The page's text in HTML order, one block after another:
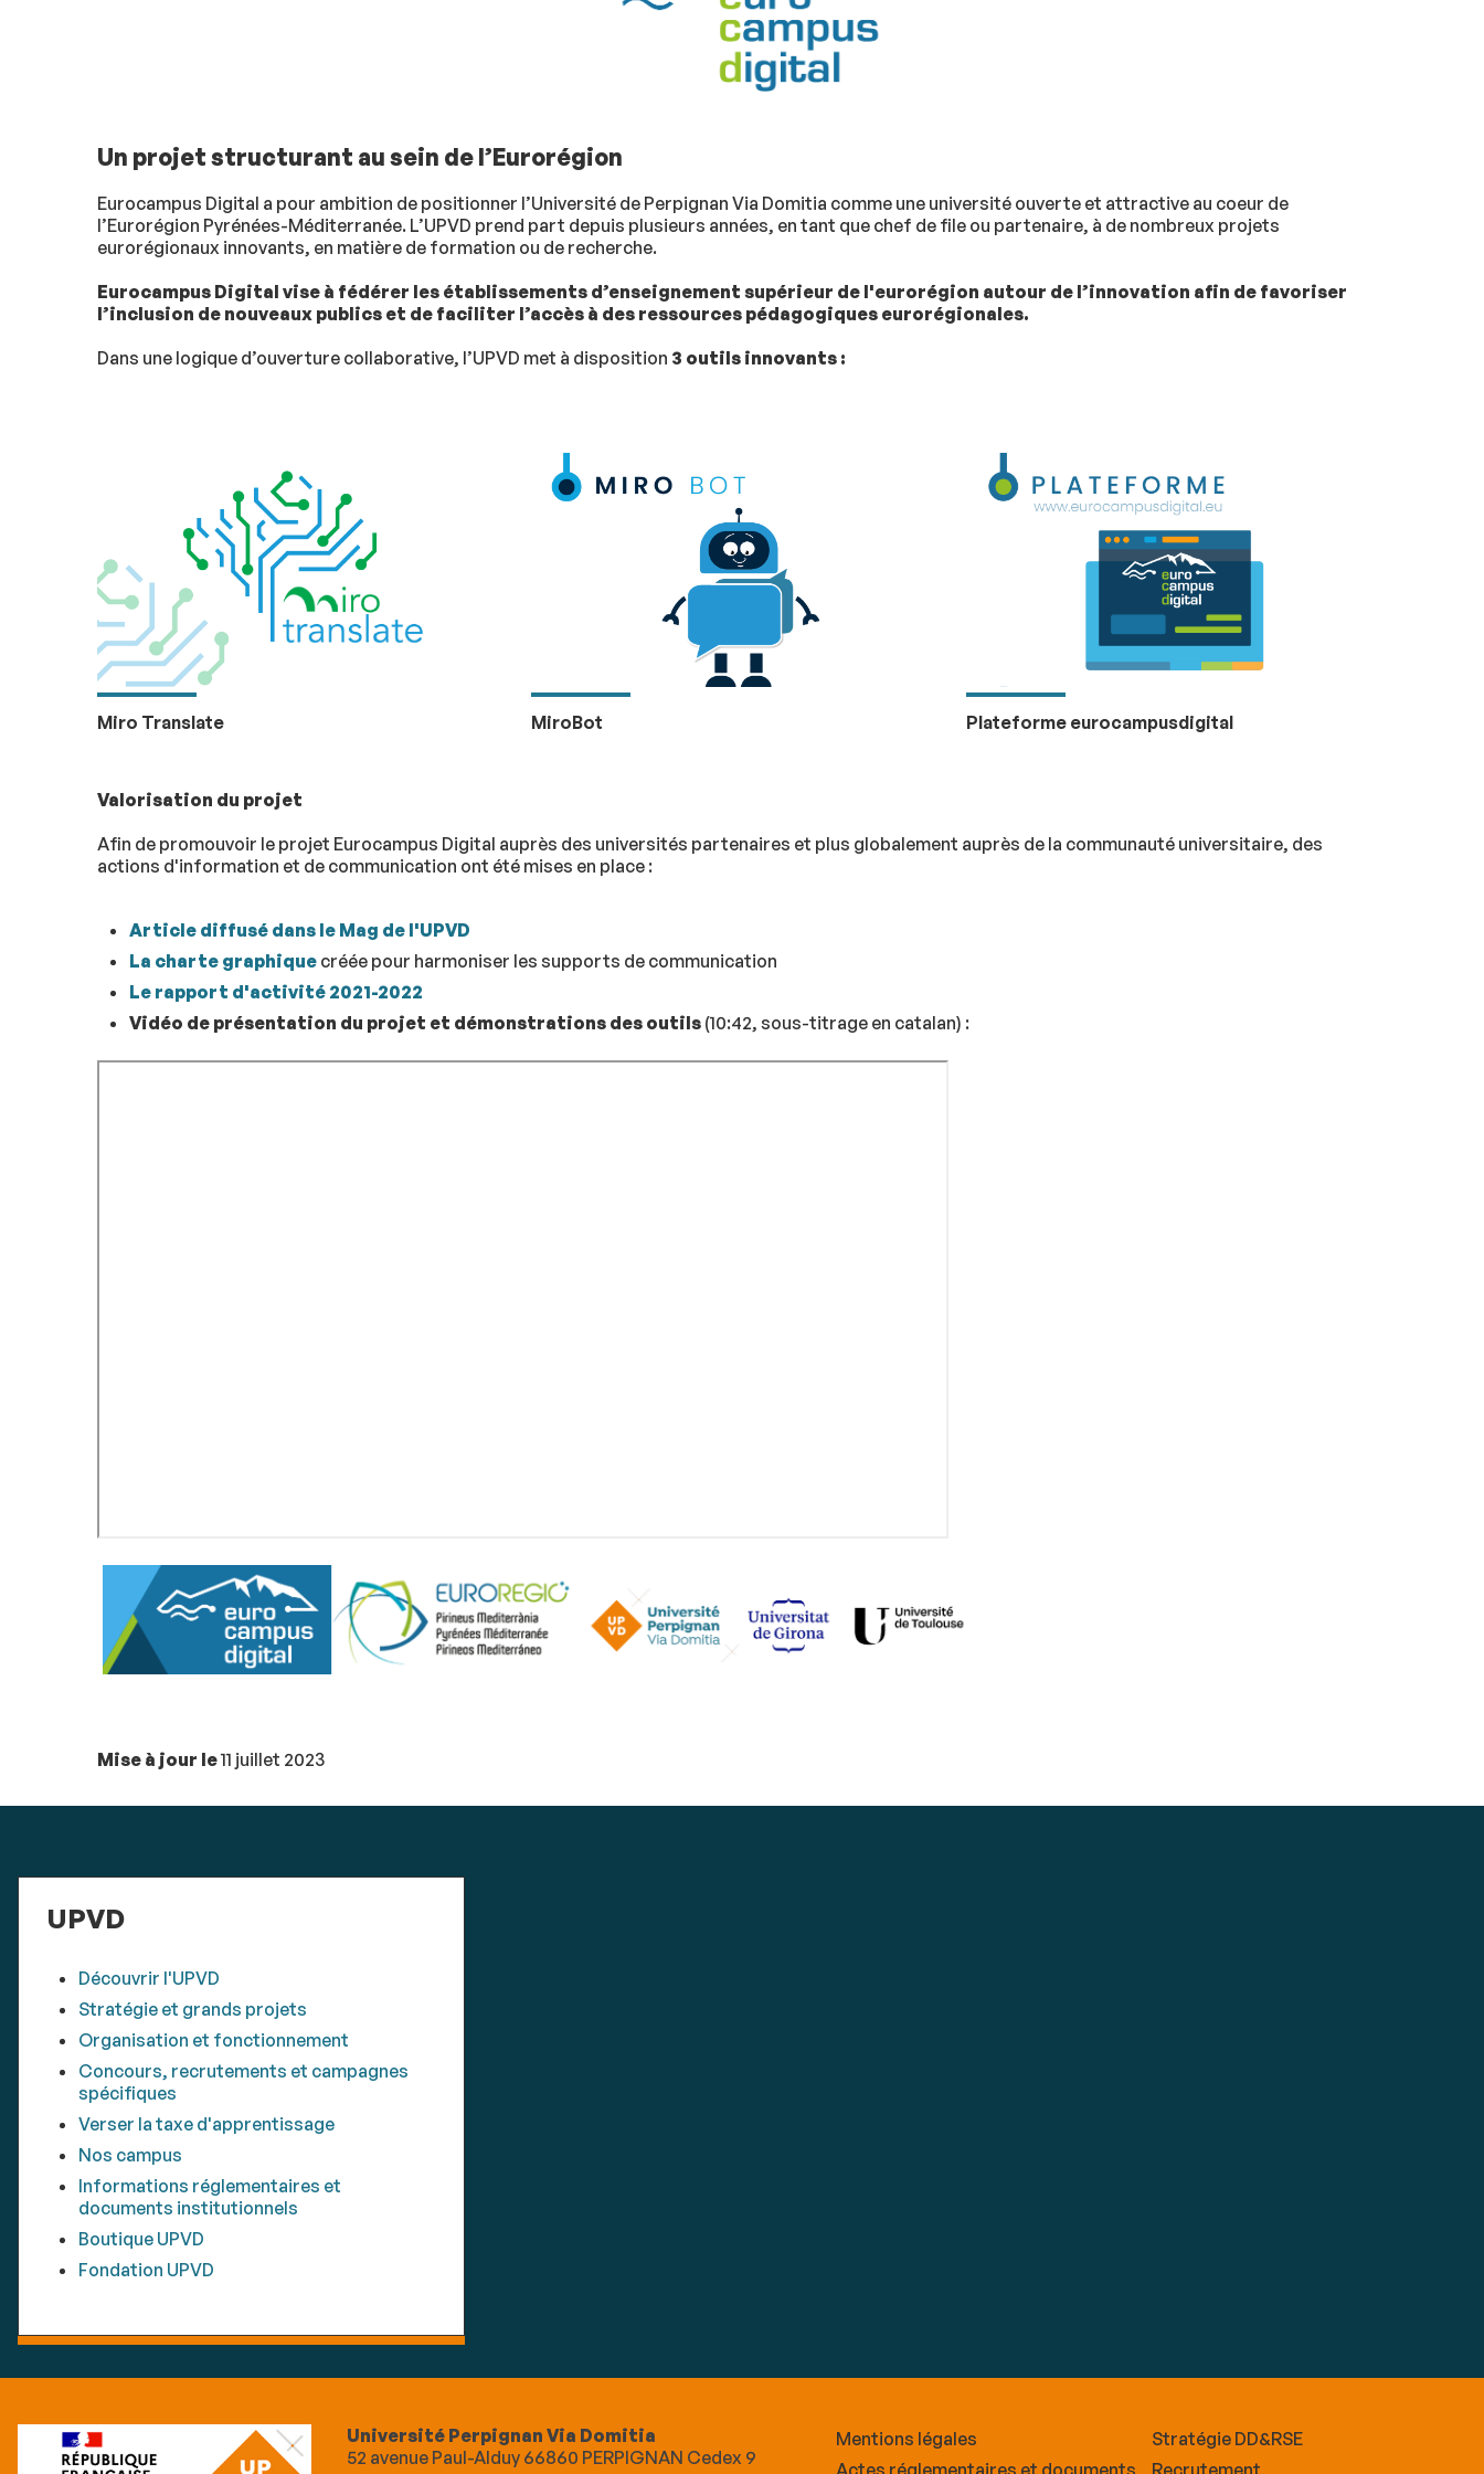
Un projet structurant au sein de l’Eurorégion
Eurocampus Digital a pour ambition de positionner l’Université de Perpignan Via Domitia comme une université ouverte et attractive au coeur de
l’Eurorégion Pyrénées-Méditerranée. L’UPVD prend part depuis plusieurs années, en tant que chef de file ou partenaire, à de nombreux projets
eurorégionaux innovants, en matière de formation ou de recherche.
Eurocampus Digital vise à fédérer les établissements d’enseignement supérieur de l'eurorégion autour de l’innovation afin de favoriser
l’inclusion de nouveaux publics et de faciliter l’accès à des ressources pédagogiques eurorégionales.
Dans une logique d’ouverture collaborative, l’UPVD met à disposition 3 outils innovants :
Miro Translate MiroBot Plateforme eurocampusdigital
Valorisation du projet
Afin de promouvoir le projet Eurocampus Digital auprès des universités partenaires et plus globalement auprès de la communauté universitaire, des
actions d'information et de communication ont été mises en place :
Article diffusé dans le Mag de l'UPVD
La charte graphiquecréée pour harmoniser les supports de communication
Le rapport d'activité 2021-2022
Vidéo de présentation du projet et démonstrations des outils (10:42, sous-titrage en catalan) :
Mise à jour le11 juillet 2023
UPVD
Découvrir l'UPVD
Stratégie et grands projets
Organisation et fonctionnement
Concours, recrutements et campagnes
spécifiques
Verser la taxe d'apprentissage
Nos campus
Informations réglementaires et
documents institutionnels
Boutique UPVD
Fondation UPVD
Université Perpignan Via Domitia
52 avenue Paul-Alduy 66860 PERPIGNAN Cedex 9
Mentions légales
Stratégie DD&RSE